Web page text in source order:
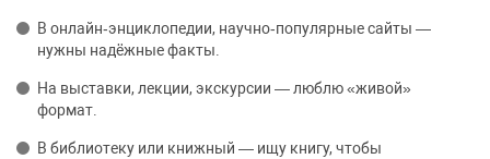
В онлайн‑энциклопедии, научно‑популярные сайты —
нужны надёжные факты.
На выставки, лекции, экскурсии — люблю «живой»
формат.
В библиотеку или книжный — ищу книгу, чтобы